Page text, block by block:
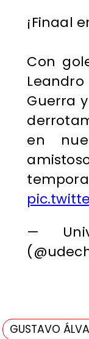
¡Finaal
Con
Guerra
en
—
GUSTAVO